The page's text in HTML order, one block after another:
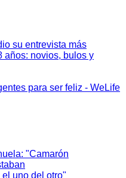
su entrevista más
años: novios, bulos y
para ser feliz - WeLife
"Camarón
uno del otro"